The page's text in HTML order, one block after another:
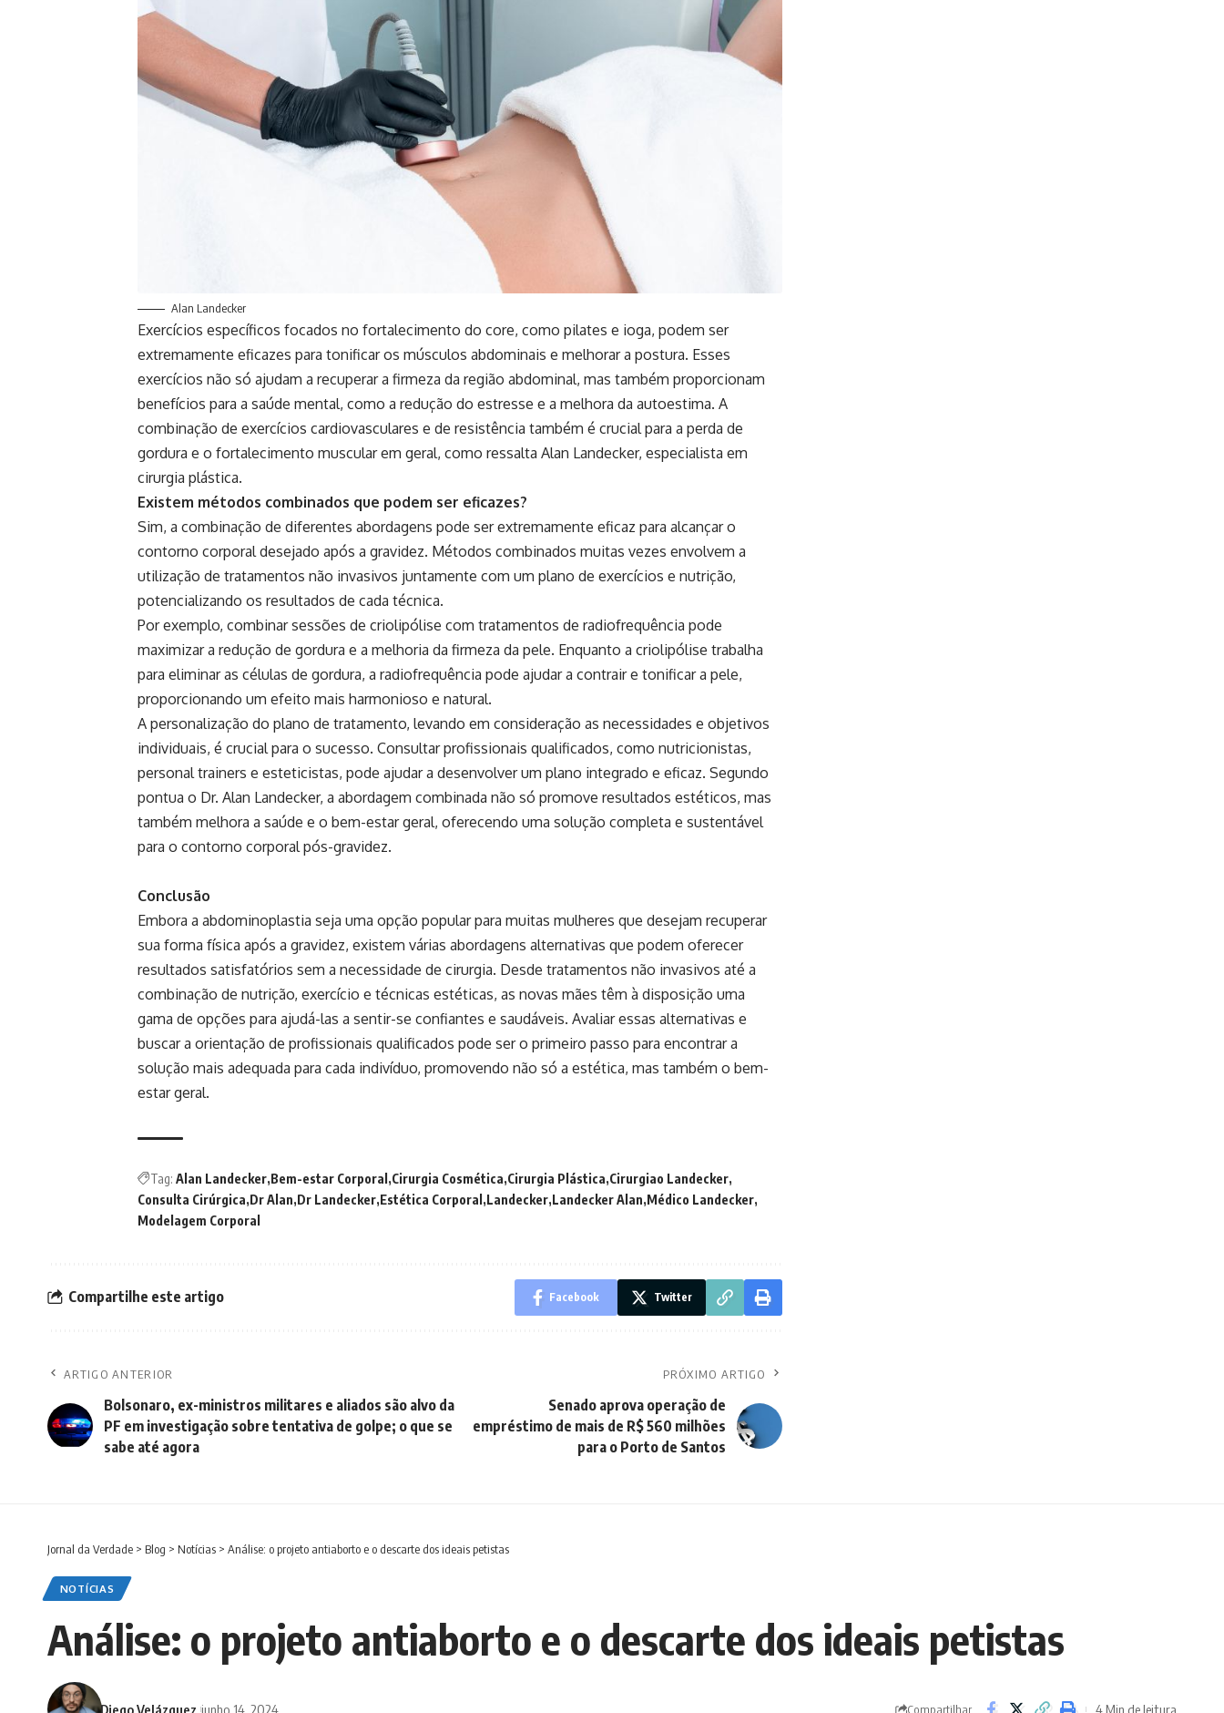
Alan Landecker
Exercícios específicos focados no fortalecimento do core, como pilates e ioga, podem ser
extremamente eficazes para tonificar os músculos abdominais e melhorar a postura. Esses
exercícios não só ajudam a recuperar a firmeza da região abdominal, mas também proporcionam
benefícios para a saúde mental, como a redução do estresse e a melhora da autoestima. A
combinação de exercícios cardiovasculares e de resistência também é crucial para a perda de
gordura e o fortalecimento muscular em geral, como ressalta Alan Landecker, especialista em
cirurgia plástica.
Existem métodos combinados que podem ser eficazes?
Sim, a combinação de diferentes abordagens pode ser extremamente eficaz para alcançar o
contorno corporal desejado após a gravidez. Métodos combinados muitas vezes envolvem a
utilização de tratamentos não invasivos juntamente com um plano de exercícios e nutrição,
potencializando os resultados de cada técnica.
Por exemplo, combinar sessões de criolipólise com tratamentos de radiofrequência pode
maximizar a redução de gordura e a melhoria da firmeza da pele. Enquanto a criolipólise trabalha
para eliminar as células de gordura, a radiofrequência pode ajudar a contrair e tonificar a pele,
proporcionando um efeito mais harmonioso e natural.
A personalização do plano de tratamento, levando em consideração as necessidades e objetivos
individuais, é crucial para o sucesso. Consultar profissionais qualificados, como nutricionistas,
personal trainers e esteticistas, pode ajudar a desenvolver um plano integrado e eficaz. Segundo
pontua o Dr. Alan Landecker, a abordagem combinada não só promove resultados estéticos, mas
também melhora a saúde e o bem-estar geral, oferecendo uma solução completa e sustentável
para o contorno corporal pós-gravidez.
Conclusão
Embora a abdominoplastia seja uma opção popular para muitas mulheres que desejam recuperar
sua forma física após a gravidez, existem várias abordagens alternativas que podem oferecer
resultados satisfatórios sem a necessidade de cirurgia. Desde tratamentos não invasivos até a
combinação de nutrição, exercício e técnicas estéticas, as novas mães têm à disposição uma
gama de opções para ajudá-las a sentir-se confiantes e saudáveis. Avaliar essas alternativas e
buscar a orientação de profissionais qualificados pode ser o primeiro passo para encontrar a
solução mais adequada para cada indivíduo, promovendo não só a estética, mas também o bem-
estar geral.
Tag: Alan Landecker Bem-estar Corporal Cirurgia Cosmética Cirurgia Plástica Cirurgiao Landecker
Consulta Cirúrgica Dr Alan Dr Landecker Estética Corporal Landecker Landecker Alan Médico Landecker
Modelagem Corporal
Compartilhe este artigo Facebook Twitter
ARTIGO ANTERIOR
Bolsonaro, ex-ministros militares e aliados são alvo da
PF em investigação sobre tentativa de golpe; o que se
sabe até agora
PRÓXIMO ARTIGO
Senado aprova operação de
empréstimo de mais de R$ 560 milhões
para o Porto de Santos
Jornal da Verdade > Blog > Notícias > Análise: o projeto antiaborto e o descarte dos ideais petistas
NOTÍCIAS
Análise: o projeto antiaborto e o descarte dos ideais petistas
Diego Velázquez junho 14, 2024 Compartilhar 4 Min de leitura